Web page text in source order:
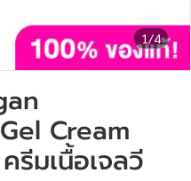
1/4
Cream
รีมเนื้อเจลวี